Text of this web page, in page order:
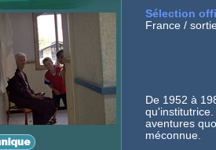
Sélection
France /
De 1952 à
aventures
méconnue.